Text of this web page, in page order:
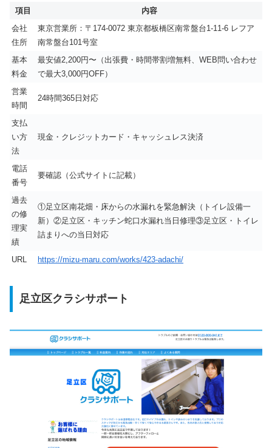
項目
内容
会社
住所
東京営業所：〒174-0072 東京都板橋区南常盤台1-11-6 レフア
南常盤台101号室
基本
料金
最安値2,200円〜（出張費・時間帯割増無料、WEB問い合わせ
で最大3,000円OFF）
営業
時間
24時間365日対応
支払
い方
法
現金・クレジットカード・キャッシュレス決済
電話
番号
要確認（公式サイトに記載）
過去
の修
理実
績
①足立区南花畑・床からの水漏れを緊急解決（トイレ設備一
新）②足立区・キッチン蛇口水漏れ当日修理③足立区・トイレ
詰まりへの当日対応
URL https://mizu-maru.com/works/423-adachi/
足立区クラシサポート